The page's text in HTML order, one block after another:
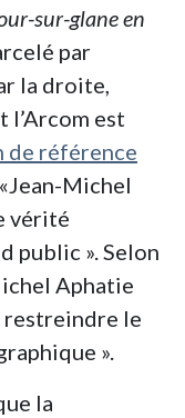
sur-glane en
par
la droite,
l’Arcom est
de référence
«Jean-Michel
vérité
public ». Selon
Aphatie
restreindre le
».
la